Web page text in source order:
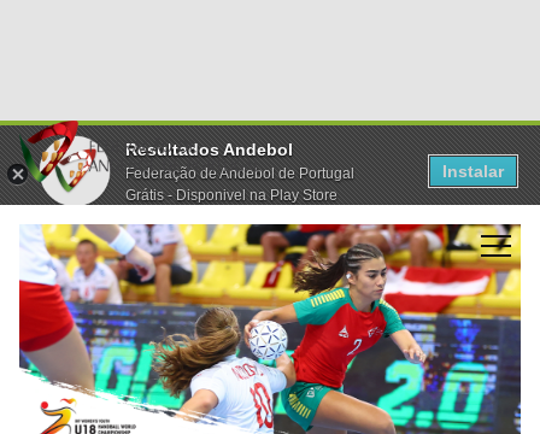
Resultados Andebol
Federação de Andebol de Portugal
Grátis - Disponivel na Play Store
Instalar